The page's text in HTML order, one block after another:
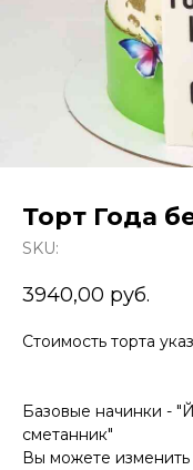
Торт Года
SKU:
3940,00 руб.
Стоимость торта
Базовые начинки -
сметанник"
Вы можете изменить